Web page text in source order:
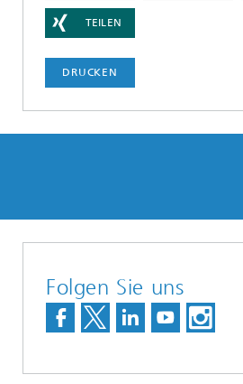
TEILEN
DRUCKEN
Folgen Sie uns